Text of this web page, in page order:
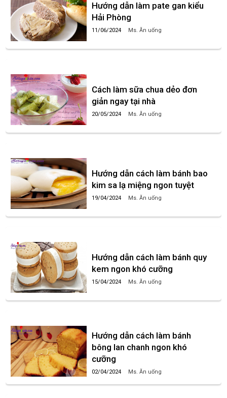
Hướng dẫn làm pate gan kiểu
Hải Phòng
11/06/2024 Ms. Ăn uống
Cách làm sữa chua dẻo đơn
giản ngay tại nhà
20/05/2024 Ms. Ăn uống
Hướng dẫn cách làm bánh bao
kim sa lạ miệng ngon tuyệt
19/04/2024 Ms. Ăn uống
Hướng dẫn cách làm bánh quy
kem ngon khó cưỡng
15/04/2024 Ms. Ăn uống
Hướng dẫn cách làm bánh
bông lan chanh ngon khó
cưỡng
02/04/2024 Ms. Ăn uống